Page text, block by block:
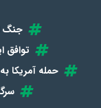
جنگ
توافق
حمله آمریکا